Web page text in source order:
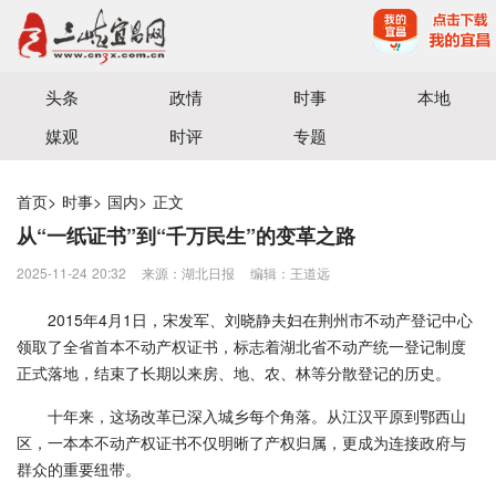
宜昌三峡融媒体中心主办
头条 政情 时事
本地
媒观
时评 专题
首页> 时事> 国内> 正文
从“一纸证书”到“千万民生”的变革之路
2025-11-24 20:32 来源：湖北日报 编辑：王道远
2015年4月1日，宋发军、刘晓静夫妇在荆州市不动产登记中心
领取了全省首本不动产权证书，标志着湖北省不动产统一登记制度
正式落地，结束了长期以来房、地、农、林等分散登记的历史。
十年来，这场改革已深入城乡每个角落。从江汉平原到鄂西山
区，一本本不动产权证书不仅明晰了产权归属，更成为连接政府与
群众的重要纽带。